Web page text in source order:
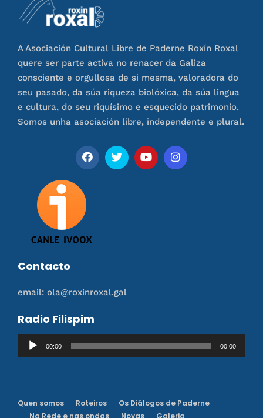
A Asociación Cultural Libre de Paderne Roxín Roxal
quere ser parte activa no renacer da Galiza
consciente e orgullosa de si mesma, valoradora do
seu pasado, da súa riqueza biolóxica, da súa lingua
e cultura, do seu riquísimo e esquecido patrimonio.
Somos unha asociación libre, independente e plural.
Contacto
email: ola@roxinroxal.gal
Radio Filispim
Reproductor
00:00 00:00
Quen somos Roteiros
Os Diálogos de Paderne
Na Rede e nas ondas
Novas Galeria